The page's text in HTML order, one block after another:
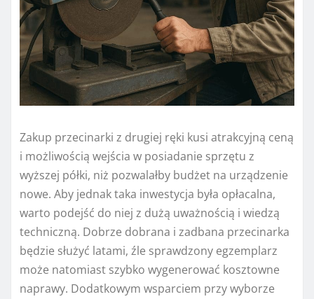
Zakup przecinarki z drugiej ręki kusi atrakcyjną ceną
i możliwością wejścia w posiadanie sprzętu z
wyższej półki, niż pozwalałby budżet na urządzenie
nowe. Aby jednak taka inwestycja była opłacalna,
warto podejść do niej z dużą uważnością i wiedzą
techniczną. Dobrze dobrana i zadbana przecinarka
będzie służyć latami, źle sprawdzony egzemplarz
może natomiast szybko wygenerować kosztowne
naprawy. Dodatkowym wsparciem przy wyborze